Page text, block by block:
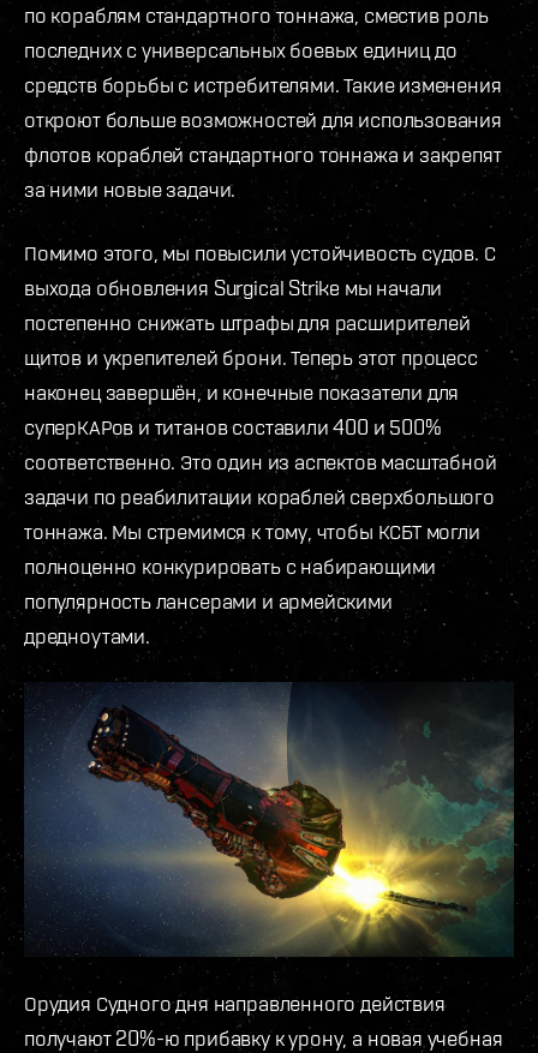
по кораблям стандартного тоннажа, сместив роль
последних с универсальных боевых единиц до
средств борьбы с истребителями. Такие изменения
откроют больше возможностей для использования
флотов кораблей стандартного тоннажа и закрепят
за ними новые задачи.
Помимо этого, мы повысили устойчивость судов. С
выхода обновления Surgical Strike мы начали
постепенно снижать штрафы для расширителей
щитов и укрепителей брони. Теперь этот процесс
наконец завершён, и конечные показатели для
суперКАРов и титанов составили 400 и 500%
соответственно. Это один из аспектов масштабной
задачи по реабилитации кораблей сверхбольшого
тоннажа. Мы стремимся к тому, чтобы КСБТ могли
полноценно конкурировать с набирающими
популярность лансерами и армейскими
дредноутами.
Орудия Судного дня направленного действия
получают 20%-ю прибавку к урону, а новая учебная